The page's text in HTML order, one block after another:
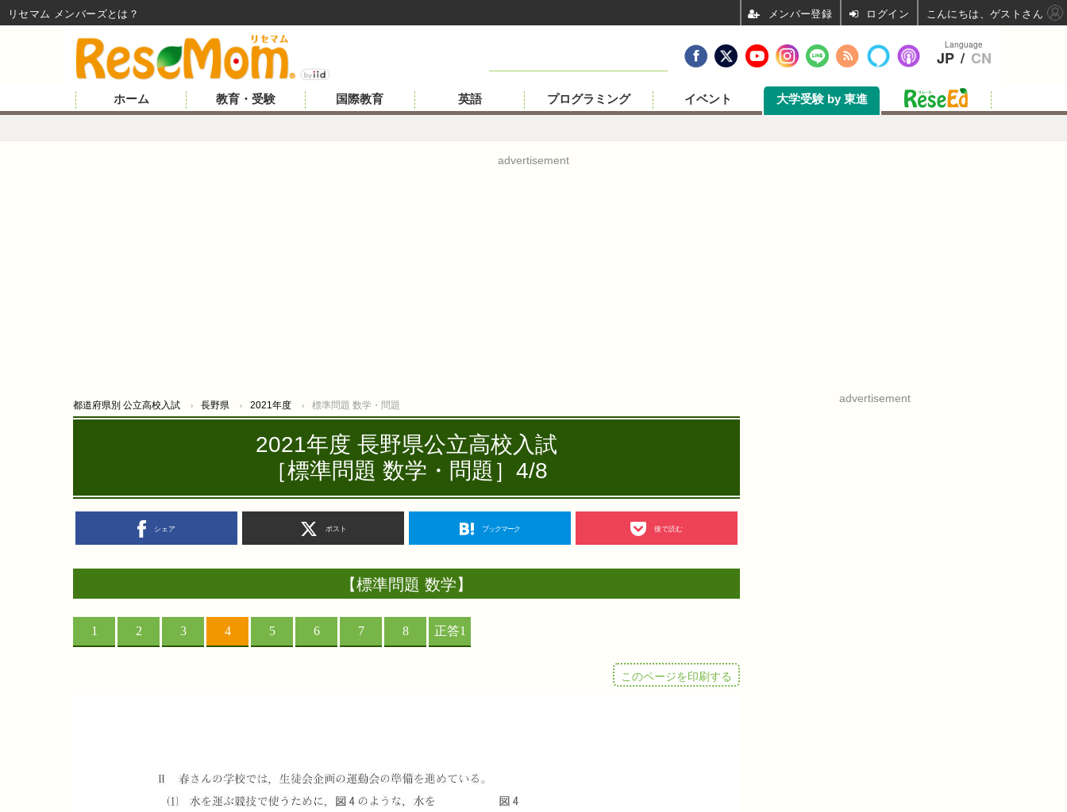
ホーム 教育・受験 国際教育 英語 プログラミング イベント 大学受験 by 東進
advertisement
都道府県別 公立高校入試 長野県 2021年度 標準問題 数学・問題
2021年度 長野県公立高校入試
［標準問題 数学・問題］4/8
シェア ポスト ブックマーク 後で読む
【標準問題 数学】
このページを印刷する
advertisement
Language
JP / CN
リセマム メンバーズ ログイン こんにちは、ゲストさん